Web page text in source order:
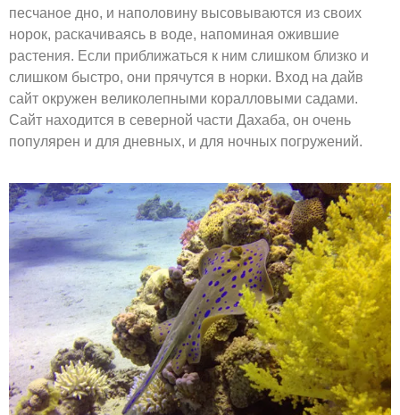
песчаное дно, и наполовину высовываются из своих
норок, раскачиваясь в воде, напоминая ожившие
растения. Если приближаться к ним слишком близко и
слишком быстро, они прячутся в норки. Вход на дайв
сайт окружен великолепными коралловыми садами.
Сайт находится в северной части Дахаба, он очень
популярен и для дневных, и для ночных погружений.